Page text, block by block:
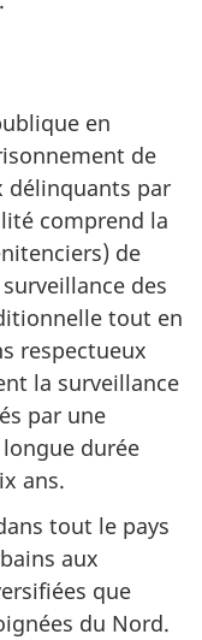
en
de
délinquants par
comprend la
de
des
tout en
respectueux
la surveillance
par une
durée
ans.
tout le pays
aux
que
du Nord.